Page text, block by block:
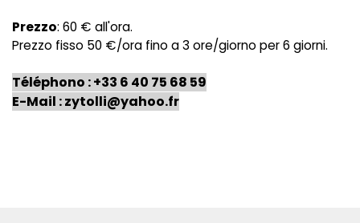
Prezzo: 60 € all'ora.
Prezzo fisso 50 €/ora fino a 3 ore/giorno per 6 giorni.
Téléphono : +33 6 40 75 68 59
E-Mail : zytolli@yahoo.fr